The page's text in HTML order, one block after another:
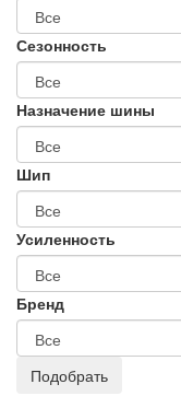
Сезонность
Назначение шины
Шип
Усиленность
Бренд